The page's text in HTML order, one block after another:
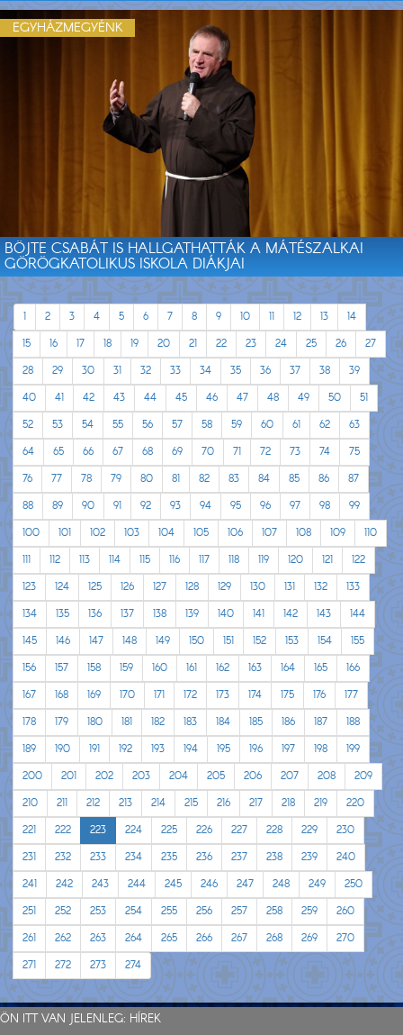
BÖJTE CSABÁT IS HALLGATHATTÁK A MÁTÉSZALKAI
GÖRÖGKATOLIKUS ISKOLA DIÁKJAI
EGYHÁZMEGYÉNK
1 2 3 4 5 6 7 8 9 10 11 12 13
14
15
16 17 18 19 20 21 22 23 24 25 26
27
28
29 30 31 32 33 34 35 36 37 38
39
40
41 42 43 44 45 46 47 48 49 50
51
52
53 54 55 56 57 58 59 60 61 62
63
64
65 66 67 68 69 70 71 72 73 74
75
76
77 78 79 80 81 82 83 84 85 86
87
88
89 90 91 92 93 94 95 96 97 98
99
100
101 102 103 104 105 106 107 108 109
110
111
112 113 114 115 116 117 118 119 120 121
122
123
124 125 126 127 128 129 130 131 132
133
134
135 136 137 138 139 140 141 142 143
144
145
146 147 148 149 150 151 152 153 154
155
156
157 158 159 160 161 162 163 164 165
166
167
168 169 170 171 172 173 174 175 176
177
178
179 180 181 182 183 184 185 186 187
188
189
190 191 192 193 194 195 196 197 198
199
200
201 202 203 204 205 206 207 208
209
210
211 212 213 214 215 216 217 218 219
220
221
222 223 224 225 226 227 228 229
230
231
232 233 234 235 236 237 238 239
240
241
242 243 244 245 246 247 248 249
250
251
252 253 254 255 256 257 258 259
260
261
262 263 264 265 266 267 268 269
270
271
272 273 274
ÖN ITT VAN JELENLEG: HÍREK